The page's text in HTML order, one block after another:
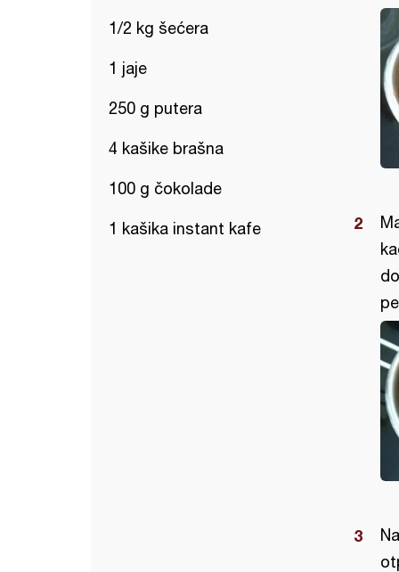
1/2 kg šećera
1 jaje
250 g putera
4 kašike brašna
100 g čokolade
1 kašika instant kafe